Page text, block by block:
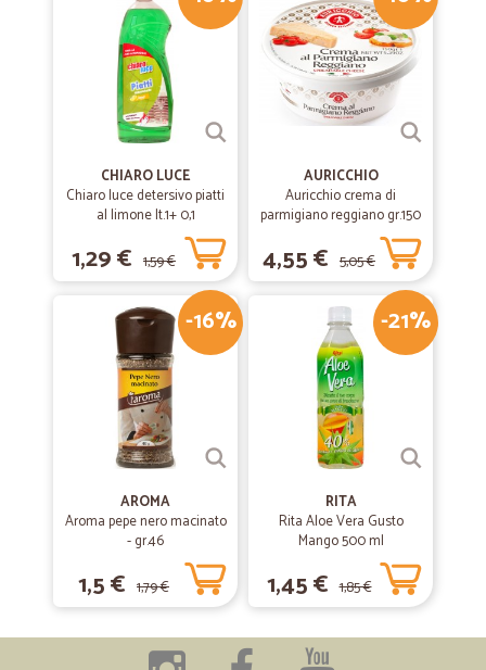
21/06/2020
—Franco N.
Servizio impeccabile
Servizio impeccabile
05/06/2020
—Daniela B.
I prodotti sono buoni
I prodotti sono buoni, spediti velocemente,peccato per il corriere!
14/08/2019
—Dieter P.
Buon prodotto per un prezzo speciale
Buon prodotto per un prezzo speciale ! !
Eccezionale
Eccezionale. Un vero supermercato.
Siete una zienda straordinaria
CHIARO LUCE
Chiaro luce detersivo piatti
al limone lt.1+ 0,1
1,29 € 1,59 €
AURICCHIO
Auricchio crema di
parmigiano reggiano gr.150
4,55 € 5,05 €
-16%
AROMA
Aroma pepe nero macinato
- gr.46
1,5 € 1,79 €
-21%
RITA
Rita Aloe Vera Gusto
Mango 500 ml
1,45 € 1,85 €